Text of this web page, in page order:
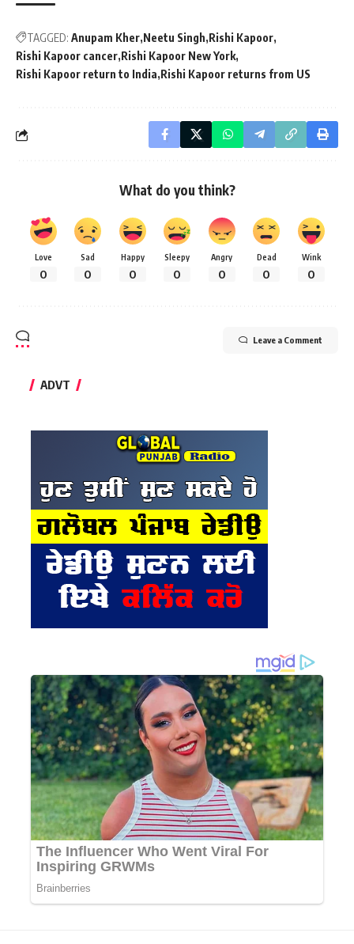
TAGGED: Anupam Kher Neetu Singh Rishi Kapoor
Rishi Kapoor cancer Rishi Kapoor New York
Rishi Kapoor return to India Rishi Kapoor returns from US
What do you think?
Love
0
Sad
0
Happy
0
Sleepy
0
Angry
0
Dead
0
Wink
0
Leave a Comment
ADVT